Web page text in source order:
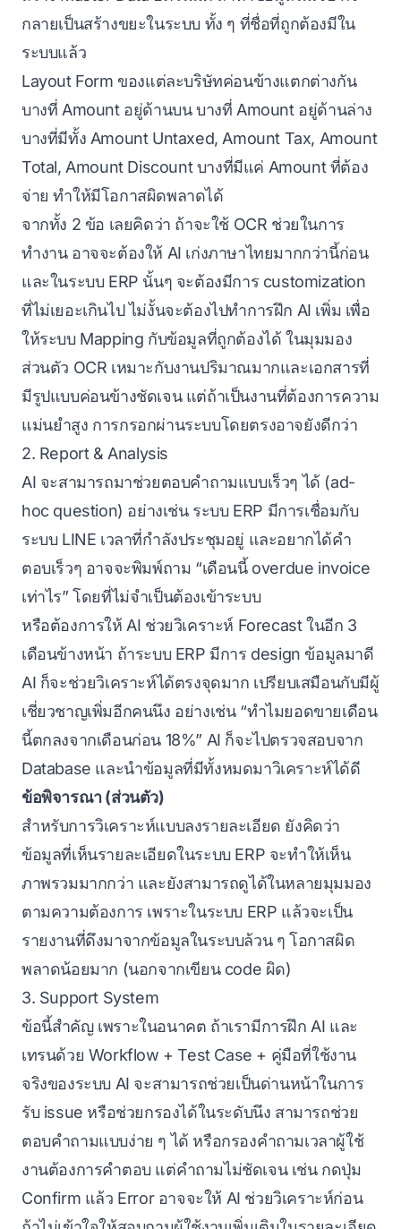
กลายเป็นสร้างขยะในระบบ ทั้ง ๆ ที่ชื่อที่ถูกต้องมีใน
ระบบแล้ว
Layout Form ของแต่ละบริษัทค่อนข้างแตกต่างกัน
บางที่ Amount อยู่ด้านบน บางที่ Amount อยู่ด้านล่าง
บางที่มีทั้ง Amount Untaxed, Amount Tax, Amount
Total, Amount Discount บางที่มีแค่ Amount ที่ต้อง
จ่าย ทำให้มีโอกาสผิดพลาดได้
จากทั้ง 2 ข้อ เลยคิดว่า ถ้าจะใช้ OCR ช่วยในการ
ทำงาน อาจจะต้องให้ AI เก่งภาษาไทยมากกว่านี้ก่อน
และในระบบ ERP นั้นๆ จะต้องมีการ customization
ที่ไม่เยอะเกินไป ไม่งั้นจะต้องไปทำการฝึก AI เพิ่ม เพื่อ
ให้ระบบ Mapping กับข้อมูลที่ถูกต้องได้ ในมุมมอง
ส่วนตัว OCR เหมาะกับงานปริมาณมากและเอกสารที่
มีรูปแบบค่อนข้างชัดเจน แต่ถ้าเป็นงานที่ต้องการความ
แม่นยำสูง การกรอกผ่านระบบโดยตรงอาจยังดีกว่า
2. Report & Analysis
AI จะสามารถมาช่วยตอบคำถามแบบเร็วๆ ได้ (ad-
hoc question) อย่างเช่น ระบบ ERP มีการเชื่อมกับ
ระบบ LINE เวลาที่กำลังประชุมอยู่ และอยากได้คำ
ตอบเร็วๆ อาจจะพิมพ์ถาม “เดือนนี้ overdue invoice
เท่าไร” โดยที่ไม่จำเป็นต้องเข้าระบบ
หรือต้องการให้ AI ช่วยวิเคราะห์ Forecast ในอีก 3
เดือนข้างหน้า ถ้าระบบ ERP มีการ design ข้อมูลมาดี
AI ก็จะช่วยวิเคราะห์ได้ตรงจุดมาก เปรียบเสมือนกับมีผู้
เชี่ยวชาญเพิ่มอีกคนนึง อย่างเช่น “ทำไมยอดขายเดือน
นี้ตกลงจากเดือนก่อน 18%” AI ก็จะไปตรวจสอบจาก
Database และนำข้อมูลที่มีทั้งหมดมาวิเคราะห์ได้ดี
ข้อพิจารณา (ส่วนตัว)
สำหรับการวิเคราะห์แบบลงรายละเอียด ยังคิดว่า
ข้อมูลที่เห็นรายละเอียดในระบบ ERP จะทำให้เห็น
ภาพรวมมากกว่า และยังสามารถดูได้ในหลายมุมมอง
ตามความต้องการ เพราะในระบบ ERP แล้วจะเป็น
รายงานที่ดึงมาจากข้อมูลในระบบล้วน ๆ โอกาสผิด
พลาดน้อยมาก (นอกจากเขียน code ผิด)
3. Support System
ข้อนี้สำคัญ เพราะในอนาคต ถ้าเรามีการฝึก AI และ
เทรนด้วย Workflow + Test Case + คู่มือที่ใช้งาน
จริงของระบบ AI จะสามารถช่วยเป็นด่านหน้าในการ
รับ issue หรือช่วยกรองได้ในระดับนึง สามารถช่วย
ตอบคำถามแบบง่าย ๆ ได้ หรือกรองคำถามเวลาผู้ใช้
งานต้องการคำตอบ แต่คำถามไม่ชัดเจน เช่น กดปุ่ม
Confirm แล้ว Error อาจจะให้ AI ช่วยวิเคราะห์ก่อน